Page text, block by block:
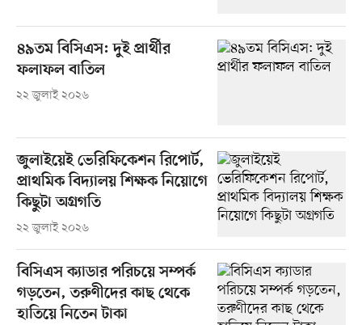
৪৯তম বিসিএস: দুই প্রার্থীর
ফলাফল বাতিল
২২ জুলাই ২০২৬
জুলাইয়েই ভেরিফিকেশন রিপোর্ট,
প্রাথমিক বিদ্যালয় শিক্ষক নিয়োগে
কিছুটা অগ্রগতি
২২ জুলাই ২০২৬
বিসিএস ক্যাডার পরিচয়ে সম্পর্ক
গড়তেন, তরুণীদের কাছ থেকে
হাতিয়ে নিতেন টাকা